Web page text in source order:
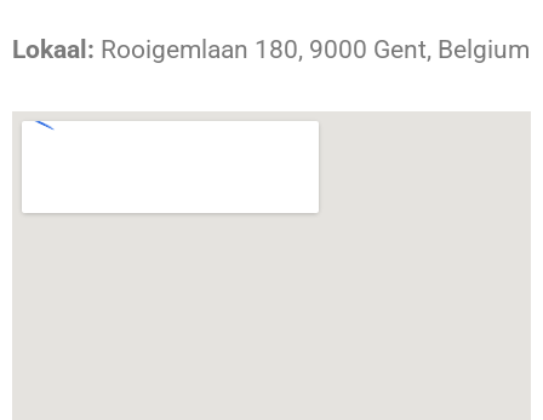
Lokaal: Rooigemlaan 180, 9000 Gent, Belgium